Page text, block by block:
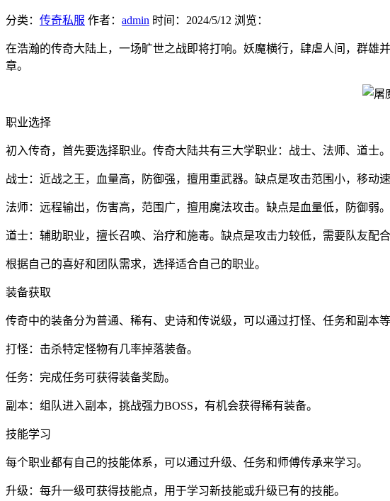
分类： 传奇私服 作者： admin 时间： 2024/5/12 浏览：
在浩瀚的传奇大陆上，一场旷世之战即将打响。妖魔横行，肆虐人间，群
章。
职业选择
初入传奇，首先要选择职业。传奇大陆共有三大学职业：战士、法师、道士。
战士：近战之王，血量高，防御强，擅用重武器。缺点是攻击范围小，移动速
法师：远程输出，伤害高，范围广，擅用魔法攻击。缺点是血量低，防御弱。
道士：辅助职业，擅长召唤、治疗和施毒。缺点是攻击力较低，需要队友配合
根据自己的喜好和团队需求，选择适合自己的职业。
装备获取
传奇中的装备分为普通、稀有、史诗和传说级，可以通过打怪、任务和副本等
打怪：击杀特定怪物有几率掉落装备。
任务：完成任务可获得装备奖励。
副本：组队进入副本，挑战强力BOSS，有机会获得稀有装备。
技能学习
每个职业都有自己的技能体系，可以通过升级、任务和师傅传承来学习。
升级：每升一级可获得技能点，用于学习新技能或升级已有的技能。